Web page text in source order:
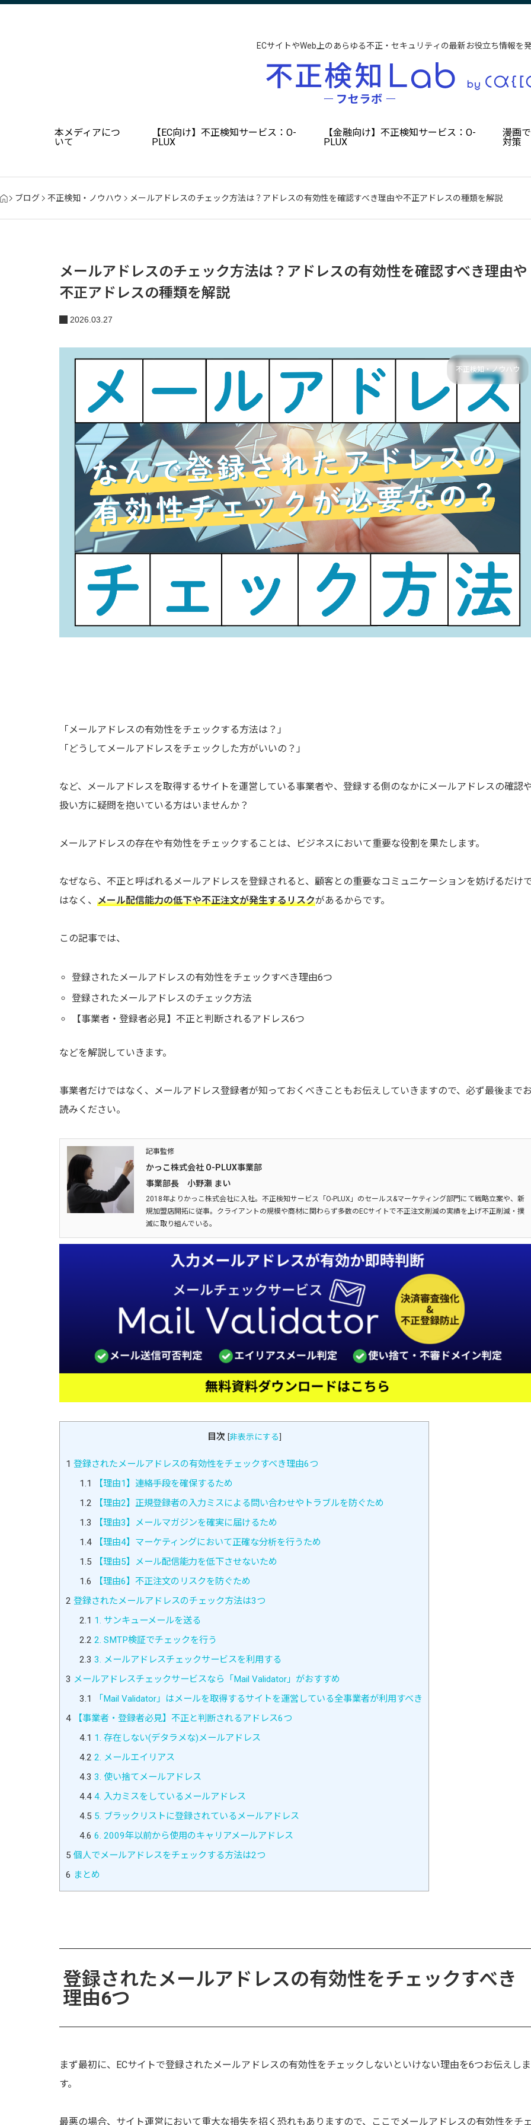
ECサイトやWeb上のあらゆる不正・セキュリティの最新お役立ち情報を
本メディアにつ
いて
【EC向け】不正検知サービス：O-
PLUX
【金融向け】不正検知サービス：O-
PLUX
漫画
対策
ブログ 不正検知・ノウハウ メールアドレスのチェック方法は？アドレスの有効性を確認すべき理由や不正アドレスの種類を解説
メールアドレスのチェック方法は？アドレスの有効性を確認すべき理由や
不正アドレスの種類を解説
2026.03.27
不正検知・ノウハウ
「メールアドレスの有効性をチェックする方法は？」
「どうしてメールアドレスをチェックした方がいいの？」
など、メールアドレスを取得するサイトを運営している事業者や、登録する側のなかにメールアドレスの確認
扱い方に疑問を抱いている方はいませんか？
メールアドレスの存在や有効性をチェックすることは、ビジネスにおいて重要な役割を果たします。
なぜなら、不正と呼ばれるメールアドレスを登録されると、顧客との重要なコミュニケーションを妨げるだけ
はなく、 メール配信能力の低下や不正注文が発生するリスクがあるからです。
この記事では、
登録されたメールアドレスの有効性をチェックすべき理由6つ
登録されたメールアドレスのチェック方法
【事業者・登録者必見】不正と判断されるアドレス6つ
などを解説していきます。
事業者だけではなく、メールアドレス登録者が知っておくべきこともお伝えしていきますので、必ず最後まで
読みください。
記事監修
かっこ株式会社 O-PLUX事業部
事業部長 小野瀬 まい
2018年よりかっこ株式会社に入社。不正検知サービス「O-PLUX」のセールス&マーケティング部門にて戦略立案や、新
規加盟店開拓に従事。クライアントの規模や商材に関わらず多数のECサイトで不正注文削減の実績を上げ不正削減・撲
滅に取り組んでいる。
目次 [非表示にする]
1 登録されたメールアドレスの有効性をチェックすべき理由6つ
1.1
【理由1】連絡手段を確保するため
1.2 【理由2】正規登録者の入力ミスによる問い合わせやトラブルを防ぐため
1.3 【理由3】メールマガジンを確実に届けるため
1.4【理由4】マーケティングにおいて正確な分析を行うため
1.5 【理由5】メール配信能力を低下させないため
1.6 【理由6】不正注文のリスクを防ぐため
2 登録されたメールアドレスのチェック方法は3つ
2.1 1. サンキューメールを送る
2.2 2. SMTP検証でチェックを行う
2.3 3. メールアドレスチェックサービスを利用する
3 メールアドレスチェックサービスなら「Mail Validator」がおすすめ
3.1
「Mail Validator」はメールを取得するサイトを運営している全事業者が利用すべき
4 【事業者・登録者必見】不正と判断されるアドレス6つ
4.1 1. 存在しない(デタラメな)メールアドレス
4.2 2. メールエイリアス
4.3 3. 使い捨てメールアドレス
4.44. 入力ミスをしているメールアドレス
4.5 5. ブラックリストに登録されているメールアドレス
4.6 6. 2009年以前から使用のキャリアメールアドレス
5 個人でメールアドレスをチェックする方法は2つ
6 まとめ
登録されたメールアドレスの有効性をチェックすべき
理由6つ
まず最初に、ECサイトで登録されたメールアドレスの有効性をチェックしないといけない理由を6つお伝えしま
す。
最悪の場合、サイト運営において重大な損失を招く恐れもありますので、ここでメールアドレスの有効性をチ